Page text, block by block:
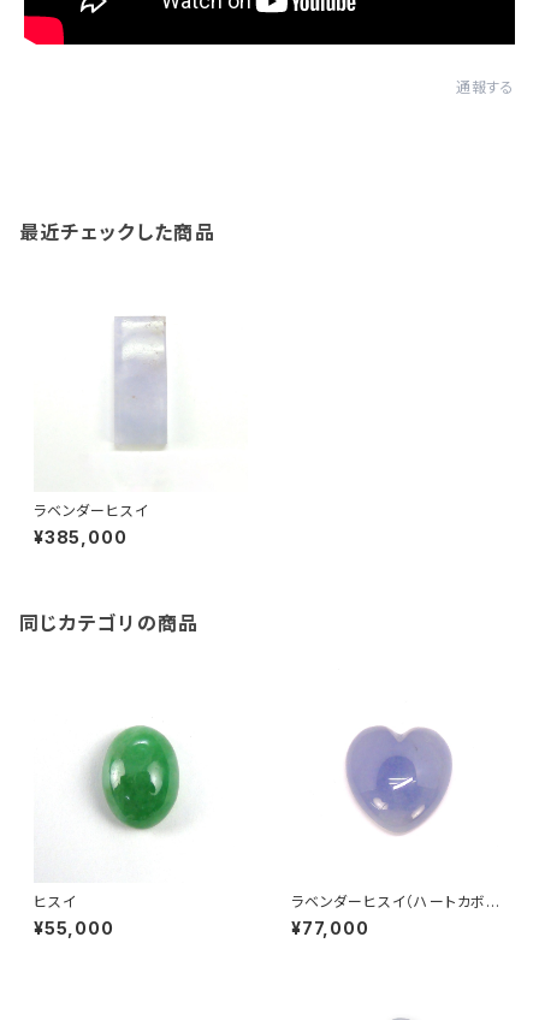
通報する
最近チェックした商品
ラベンダーヒスイ
¥385,000
同じカテゴリの商品
ヒスイ
¥55,000
ラベンダーヒスイ（ハートカボシ
ョンカット）
¥77,000